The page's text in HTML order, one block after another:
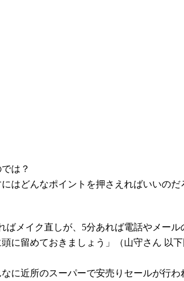
は？
はどんなポイントを押さえればいいの
メイク直しが、5分あれば電話やメー
に留めておきましょう」（山守さん 以下
に近所のスーパーで安売りセールが行